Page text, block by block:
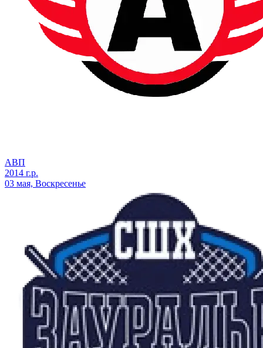
АВП
2014 г.р.
03 мая, Воскресенье